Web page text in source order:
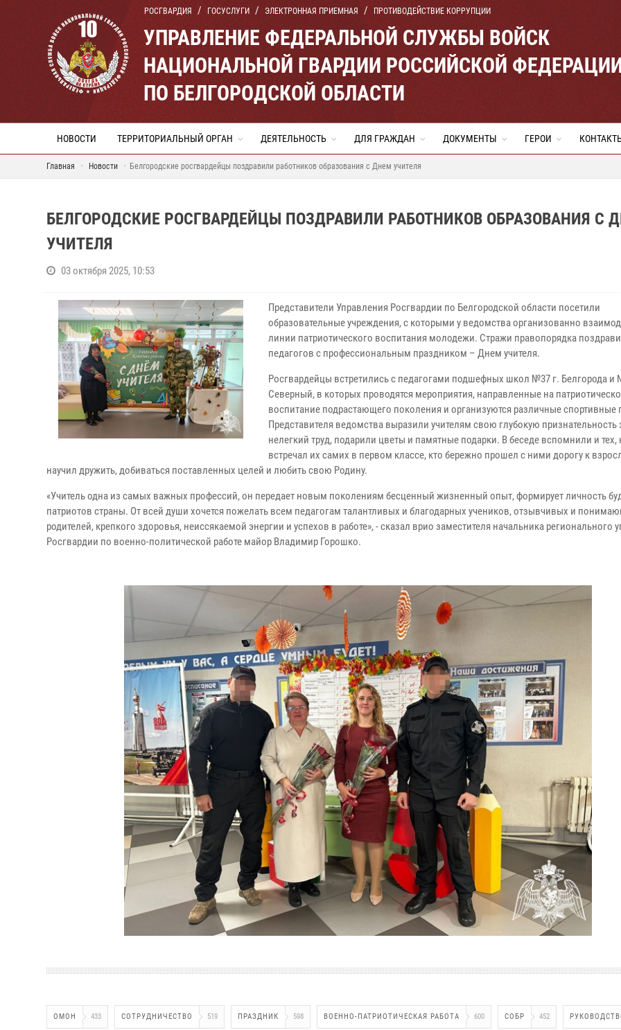
РОСГВАРДИЯ ГОСУСЛУГИ ЭЛЕКТРОННАЯ ПРИЕМНАЯ ПРОТИВОДЕЙСТВИЕ КОРРУПЦИИ
УПРАВЛЕНИЕ ФЕДЕРАЛЬНОЙ СЛУЖБЫ ВОЙСК
НАЦИОНАЛЬНОЙ ГВАРДИИ РОССИЙСКОЙ
ПО БЕЛГОРОДСКОЙ ОБЛАСТИ
НОВОСТИ ТЕРРИТОРИАЛЬНЫЙ ОРГАН ДЕЯТЕЛЬНОСТЬ ДЛЯ ГРАЖДАН ДОКУМЕНТЫ ГЕРОИ
Главная Новости Белгородские росгвардейцы поздравили работников образования с Днем учителя
БЕЛГОРОДСКИЕ РОСГВАРДЕЙЦЫ ПОЗДРАВИЛИ РАБОТНИКОВ ОБРАЗОВАНИЯ С
УЧИТЕЛЯ
03 октября 2025, 10:53
Представители Управления Росгвардии по Белгородской области посетили
образовательные учреждения, с которыми у ведомства организованно
линии патриотического воспитания молодежи. Стражи правопорядка
педагогов с профессиональным праздником – Днем учителя.
Росгвардейцы встретились с педагогами подшефных школ №37 г. Белгорода и
Северный, в которых проводятся мероприятия, направленные на
воспитание подрастающего поколения и организуются различные спортивные
Представителя ведомства выразили учителям свою глубокую признательность
нелегкий труд, подарили цветы и памятные подарки. В беседе вспомнили и тех,
встречал их самих в первом классе, кто бережно прошел с ними дорогу к
научил дружить, добиваться поставленных целей и любить свою Родину.
«Учитель одна из самых важных профессий, он передает новым поколениям бесценный жизненный опыт, формирует личность
патриотов страны. От всей души хочется пожелать всем педагогам талантливых и благодарных учеников, отзывчивых и
родителей, крепкого здоровья, неиссякаемой энергии и успехов в работе», - сказал врио заместителя начальника регионального
Росгвардии по военно-политической работе майор Владимир Горошко.
ОМОН 433 СОТРУДНИЧЕСТВО 519 ПРАЗДНИК 598 ВОЕННО-ПАТРИОТИЧЕСКАЯ РАБОТА 600 СОБР 452